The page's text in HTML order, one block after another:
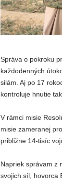
Správa o pokroku
každodenných
silám. Aj po 17
kontroluje hnutie
V rámci misie
misie zameranej
približne 14-tisíc
Napriek správam z
svojich síl, hovorca